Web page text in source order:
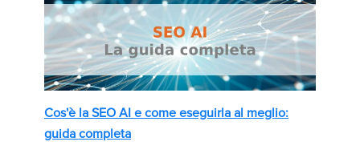
Cos'è la SEO AI e come eseguirla al meglio:
guida completa